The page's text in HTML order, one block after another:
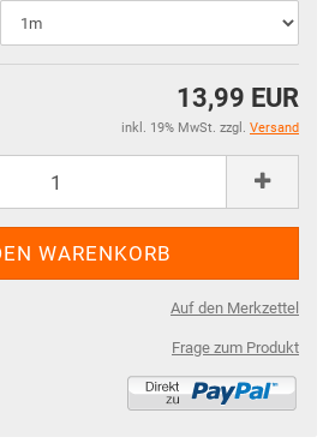
13,99 EUR
inkl. 19% MwSt. zzgl. Versand
Auf den Merkzettel
Frage zum Produkt